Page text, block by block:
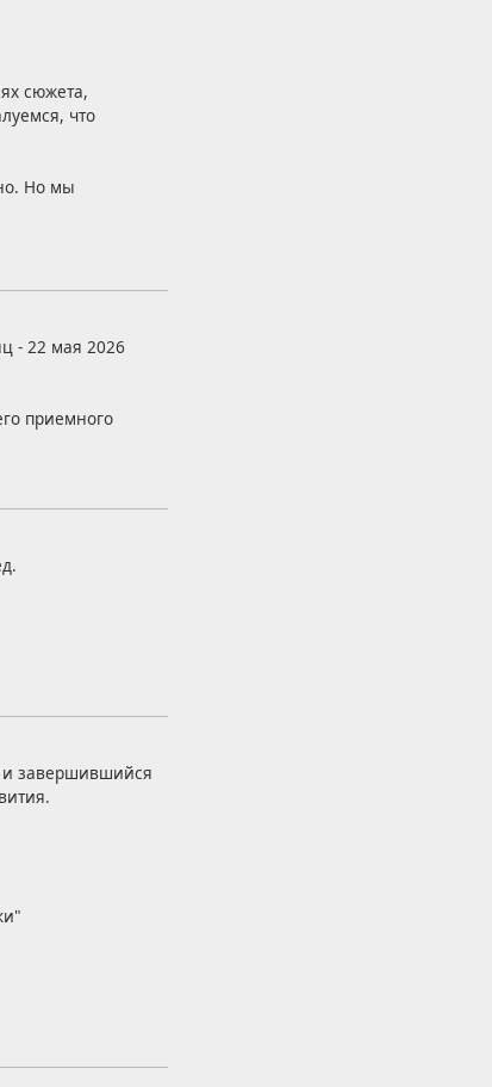
сюжета,
что
Но мы
- 22 мая 2026
приемного
и завершившийся